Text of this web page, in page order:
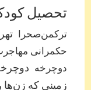
تحصیل
ترکمن‌صحرا
حکمرانی
دوچرخه
زمینی که